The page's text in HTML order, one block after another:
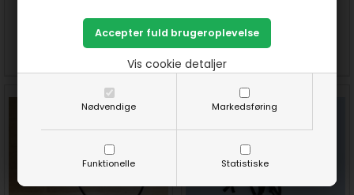
Nødvendige Markedsføring
Funktionelle Statistiske
Vis cookie detaljer
20,00DKK
SE MERE KØB
20,00
SE MERE